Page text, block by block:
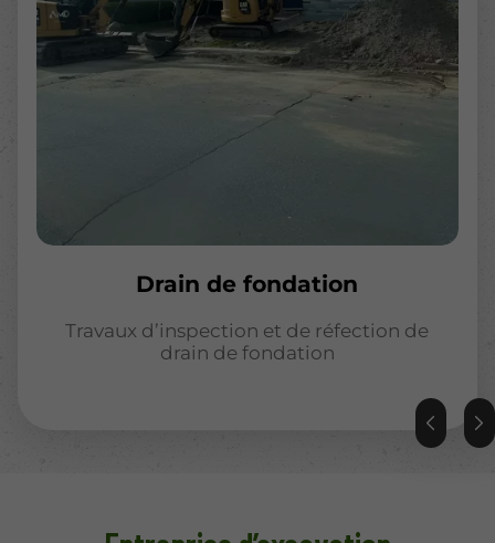
Drain de fondation
Travaux d’inspection et de réfection de
drain de fondation